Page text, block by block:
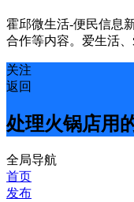
霍邱微生活-便民信息
合作等内容。爱生活
关注
返回
处理火锅店用
全局导航
首页
发布